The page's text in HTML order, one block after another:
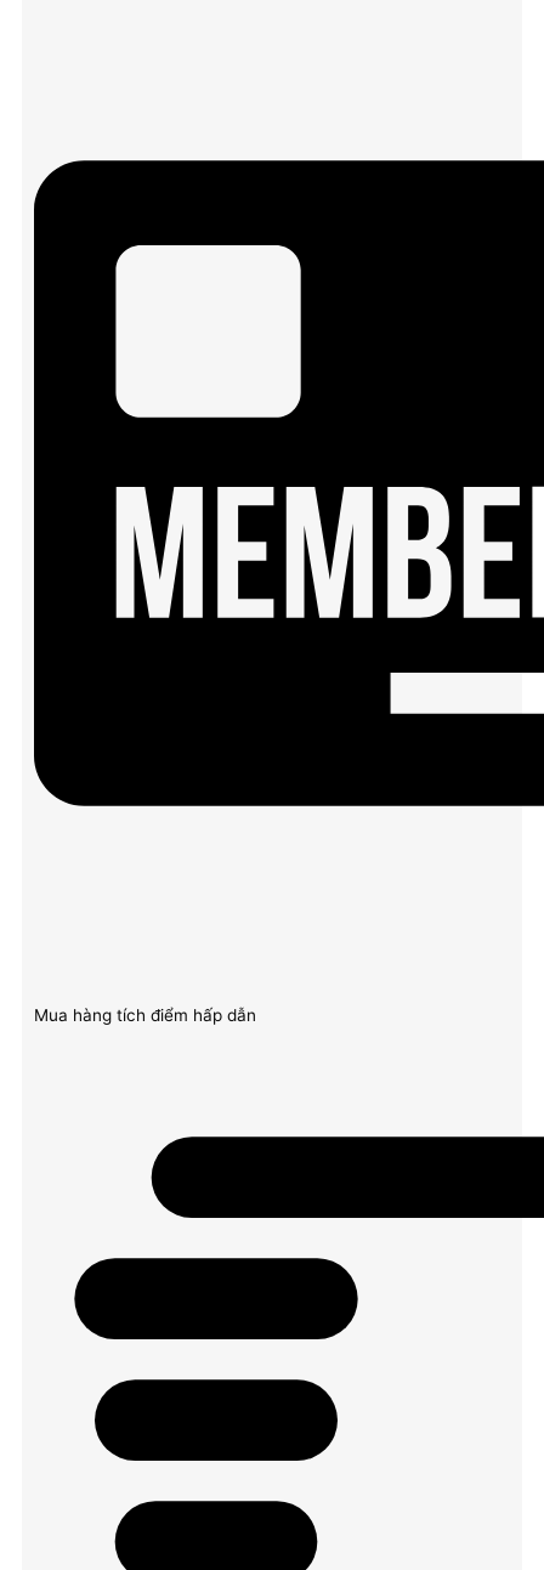
Mua hàng tích điểm hấp dẫn